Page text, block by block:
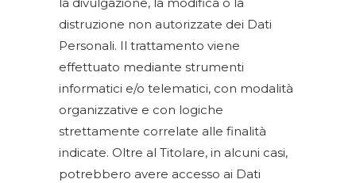
distruzione non autorizzate dei Dati
Personali. Il trattamento viene
effettuato mediante strumenti
informatici e/o telematici, con modalità
organizzative e con logiche
strettamente correlate alle finalità
indicate. Oltre al Titolare, in alcuni casi,
potrebbero avere accesso ai Dati